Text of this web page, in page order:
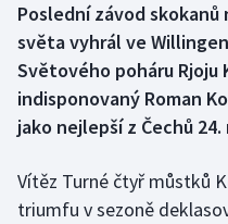
Box
Curling
Florbal
Poslední závod
světa vyhrál ve
Světového poháru Rjoju
indisponovaný Roman
jako nejlepší z Čechů 24.
Vítěz Turné čtyř můstků
triumfu v sezoně